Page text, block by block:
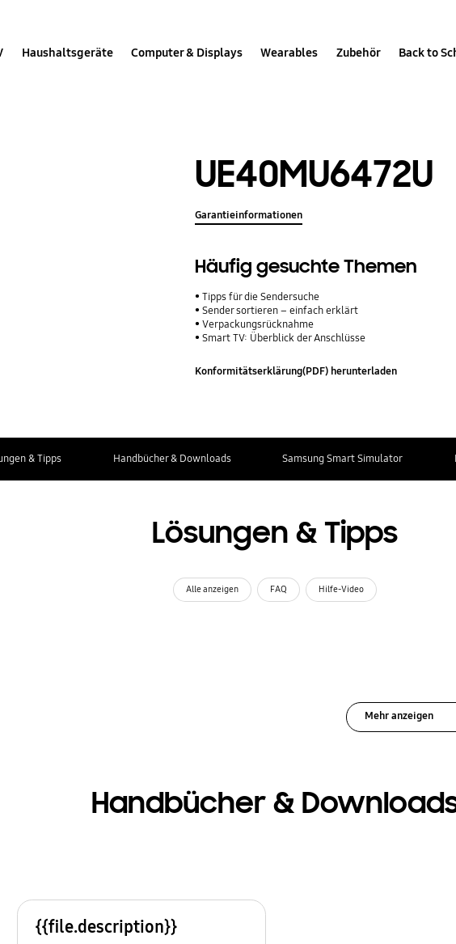
Haushaltsgeräte Computer & Displays Wearables Zubehör Back to
UE40MU6472U
Garantieinformationen
Häufig gesuchte Themen
Tipps für die Sendersuche
Sender sortieren – einfach erklärt
Verpackungsrücknahme
Smart TV: Überblick der Anschlüsse
Konformitätserklärung(PDF) herunterladen
& Tipps Handbücher & Downloads Samsung Smart Simulator
Lösungen & Tipps
Alle anzeigen FAQ Hilfe-Video
Mehr anzeigen
Handbücher &
{{file.description}}